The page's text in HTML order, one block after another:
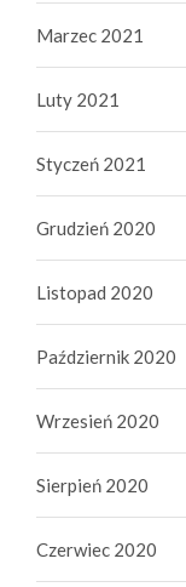
Marzec 2021
Luty 2021
Styczeń 2021
Grudzień 2020
Listopad 2020
Październik 2020
Wrzesień 2020
Sierpień 2020
Czerwiec 2020